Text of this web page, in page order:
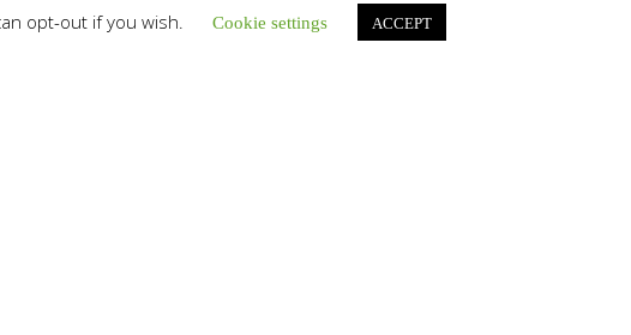
Cáritas de Venezuela publicó este martes 4...
opt-out if you wish. Cookie settings ACCEPT